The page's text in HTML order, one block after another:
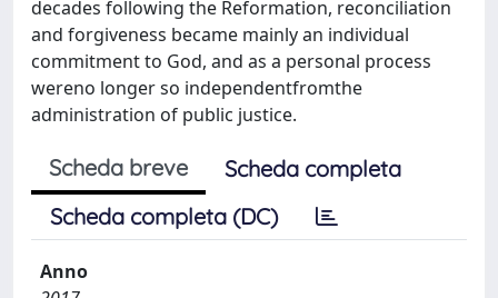
decades following the Reformation, reconciliation
and forgiveness became mainly an individual
commitment to God, and as a personal process
wereno longer so independentfromthe
administration of public justice.
Scheda breve
Scheda completa
Scheda completa (DC)
Anno